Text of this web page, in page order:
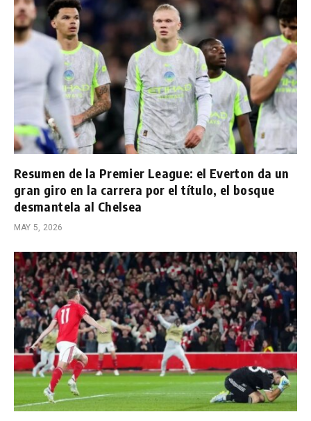
Resumen de la Premier League: el Everton da un
gran giro en la carrera por el título, el bosque
desmantela al Chelsea
MAY 5, 2026